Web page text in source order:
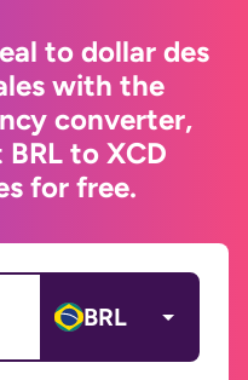
to dollar des
with the
converter,
to XCD
for free.
BRL